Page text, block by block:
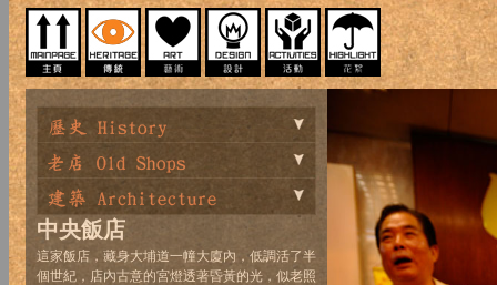
中央飯店
這家飯店，藏身大埔道一幢大廈內，低調活了半
個世紀，店內古意的宮燈透著昏黃的光，似老照